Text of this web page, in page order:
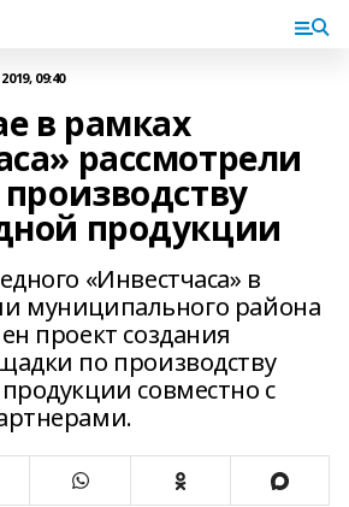
09:40
в рамках
рассмотрели
продукции
«Инвестчаса» в
муниципального района
проект создания
по производству
совместно с